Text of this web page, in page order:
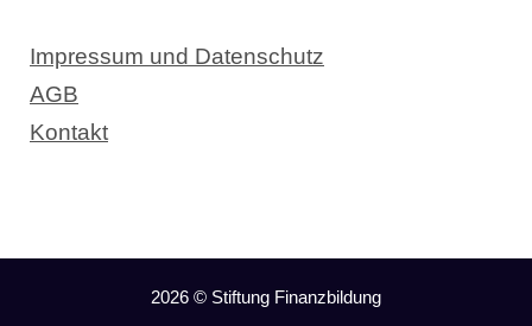
Impressum und Datenschutz
AGB
Kontakt
2026 © Stiftung Finanzbildung